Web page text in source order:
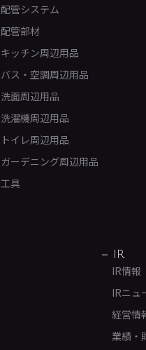
配管システム
配管部材
キッチン周辺用品
バス・空調周辺用品
洗面周辺用品
洗濯機周辺用品
トイレ周辺用品
ガーデニング周辺用品
工具
IR
IR情報
IRニュ
経営情
業績・